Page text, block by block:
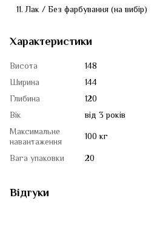
Лак / Без фарбування (на вибір)
Характеристики
Висота
148
Ширина
144
Глибина
120
Вік
від 3 років
Максимальне
навантаження
100 кг
Вага упаковки 20
Відгуки